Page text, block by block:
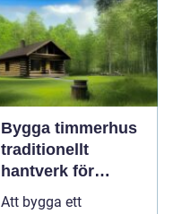
Bygga timmerhus
traditionellt
hantverk för
moderna behov
Att bygga ett